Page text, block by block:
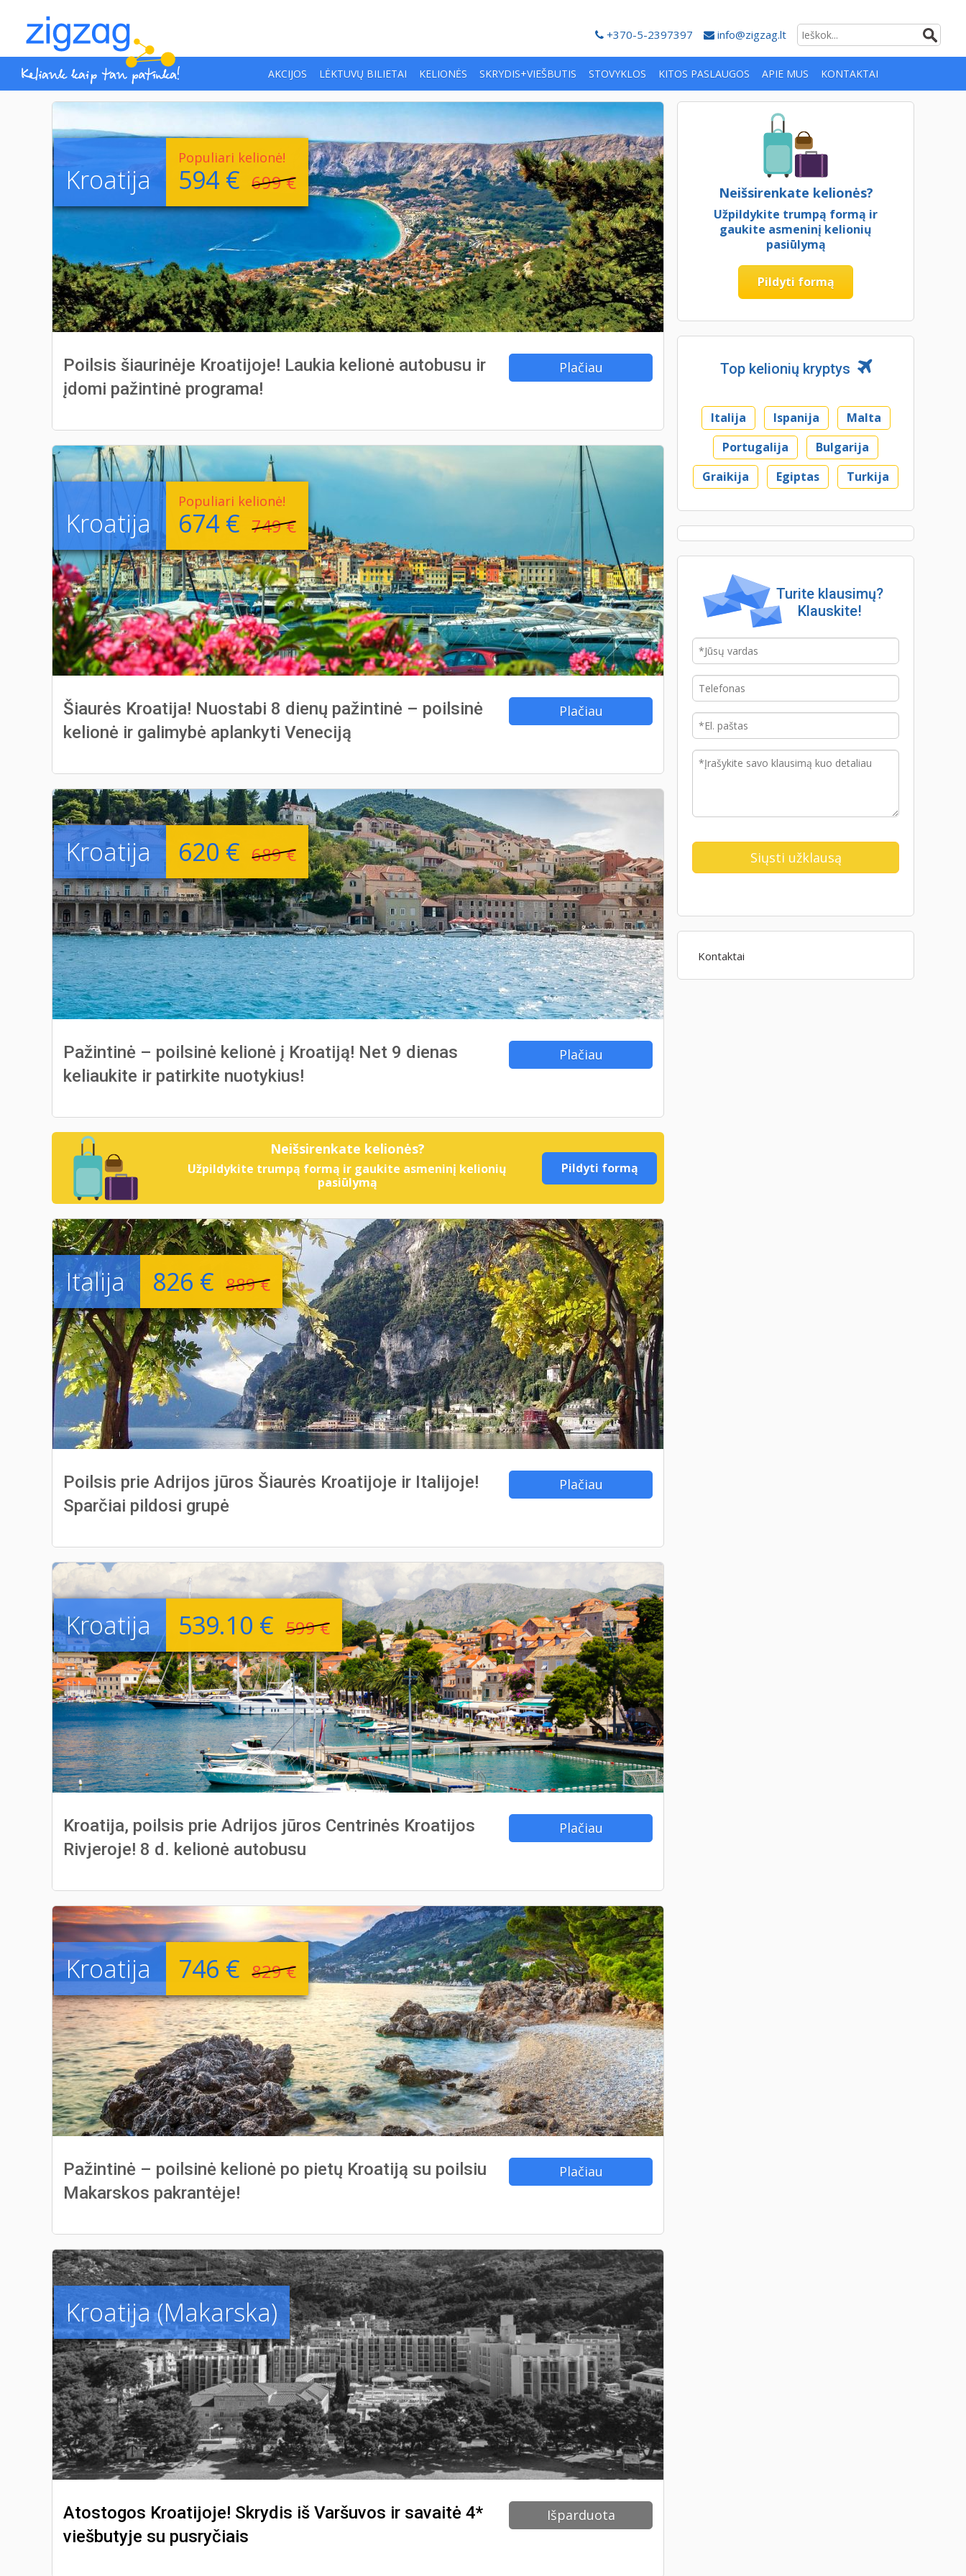
+370-5-2397397 info@zigzag.lt
AKCIJOS LĖKTUVŲ BILIETAI KELIONĖS SKRYDIS+VIEŠBUTIS STOVYKLOS KITOS PASLAUGOS APIE MUS KONTAKTAI
Kroatija
Populiari kelionė!
594 € 699 €
Poilsis šiaurinėje Kroatijoje! Laukia kelionė autobusu ir
įdomi pažintinė programa!
Plačiau
Kroatija
Populiari kelionė!
674 € 749 €
Šiaurės Kroatija! Nuostabi 8 dienų pažintinė – poilsinė
kelionė ir galimybė aplankyti Veneciją
Plačiau
Kroatija 620 € 689 €
Pažintinė – poilsinė kelionė į Kroatiją! Net 9 dienas
keliaukite ir patirkite nuotykius!
Plačiau
Neišsirenkate kelionės?
Užpildykite trumpą formą ir gaukite asmeninį kelionių
pasiūlymą
Pildyti formą
Italija 826 € 889 €
Poilsis prie Adrijos jūros Šiaurės Kroatijoje ir Italijoje!
Sparčiai pildosi grupė
Plačiau
Kroatija 539.10 € 599 €
Kroatija, poilsis prie Adrijos jūros Centrinės Kroatijos
Rivjeroje! 8 d. kelionė autobusu
Plačiau
Kroatija 746 € 829 €
Pažintinė – poilsinė kelionė po pietų Kroatiją su poilsiu
Makarskos pakrantėje!
Plačiau
Kroatija (Makarska)
Atostogos Kroatijoje! Skrydis iš Varšuvos ir savaitė 4*
viešbutyje su pusryčiais
Išparduota
Neišsirenkate kelionės?
Užpildykite trumpą formą ir
gaukite asmeninį kelionių
pasiūlymą
Pildyti formą
Top kelionių kryptys
Italija Ispanija
Malta
Portugalija
Bulgarija
Graikija
Egiptas Turkija
Turite klausimų?
Klauskite!
Kontaktai